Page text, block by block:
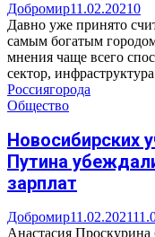
Добромир11.02.20210
Давно уже принято
самым богатым
мнения чаще всего
сектор,
Россиягорода
Общество
Новосибирских
Путина
зарплат
Добромир11.02.2021
Анастасия